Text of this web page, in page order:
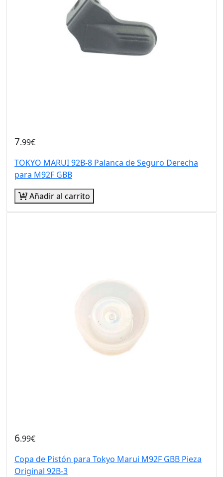
7.99€
TOKYO MARUI 92B-8 Palanca de Seguro Derecha
para M92F GBB
Añadir al carrito
6.99€
Copa de Pistón para Tokyo Marui M92F GBB Pieza
Original 92B-3